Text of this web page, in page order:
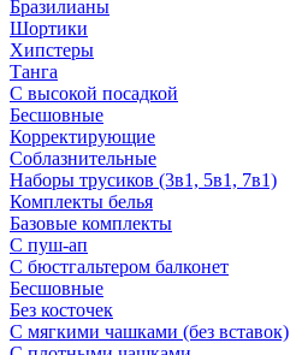
Бразилианы
Шортики
Хипстеры
Танга
С высокой посадкой
Бесшовные
Корректирующие
Соблазнительные
Наборы трусиков (3в1, 5в1, 7в1)
Комплекты белья
Базовые комплекты
С пуш-ап
С бюстгальтером балконет
Бесшовные
Без косточек
С мягкими чашками (без вставок)